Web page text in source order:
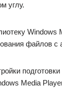
углу.